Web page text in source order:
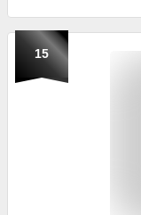
15